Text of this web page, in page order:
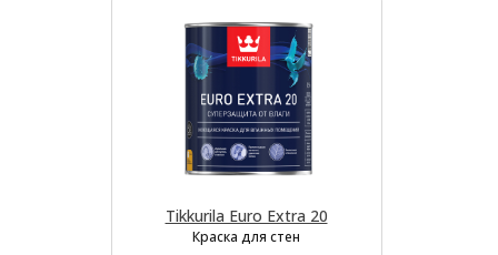
Tikkurila Euro Extra 20
Краска для стен